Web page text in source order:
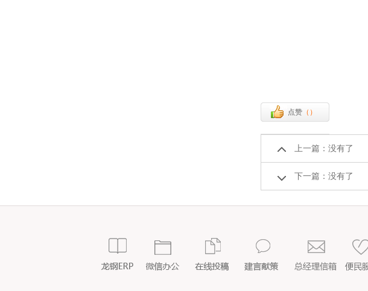
点赞 （ ）
上一篇：没有了
下一篇：没有了